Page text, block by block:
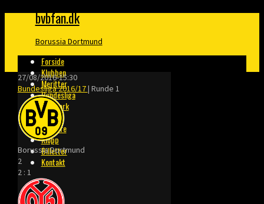
bvbfan.dk
Borussia Dortmund
Forside
Klubben
Meritter
Bundesliga
Danmark
Finaler
Trænere
Klopp
Billetter
Kontakt
27/08/2016-15:30
Bundesliga 2016/17| Runde 1
Borussia Dortmund
2
2 : 1